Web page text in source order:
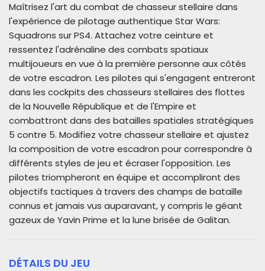
Maîtrisez l'art du combat de chasseur stellaire dans
l'expérience de pilotage authentique Star Wars:
Squadrons sur PS4. Attachez votre ceinture et
ressentez l'adrénaline des combats spatiaux
multijoueurs en vue à la première personne aux côtés
de votre escadron. Les pilotes qui s'engagent entreront
dans les cockpits des chasseurs stellaires des flottes
de la Nouvelle République et de l'Empire et
combattront dans des batailles spatiales stratégiques
5 contre 5. Modifiez votre chasseur stellaire et ajustez
la composition de votre escadron pour correspondre à
différents styles de jeu et écraser l'opposition. Les
pilotes triompheront en équipe et accompliront des
objectifs tactiques à travers des champs de bataille
connus et jamais vus auparavant, y compris le géant
gazeux de Yavin Prime et la lune brisée de Galitan.
DÉTAILS DU JEU